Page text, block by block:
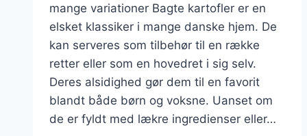
mange variationer Bagte kartofler er en
elsket klassiker i mange danske hjem. De
kan serveres som tilbehør til en række
retter eller som en hovedret i sig selv.
Deres alsidighed gør dem til en favorit
blandt både børn og voksne. Uanset om
de er fyldt med lækre ingredienser eller…